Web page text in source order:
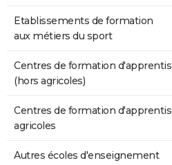
Etablissements de formation
aux métiers du sport
Centres de formation d'apprentis
(hors agricoles)
Centres de formation d'apprentis
agricoles
Autres écoles d'enseignement